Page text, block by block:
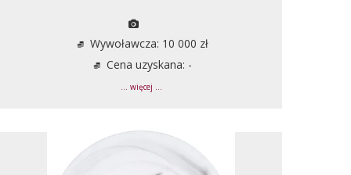
Wywoławcza: 10 000 zł
Cena uzyskana: -
... więcej ...